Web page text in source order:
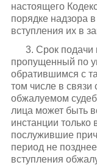
настоящего
порядке надзора
вступления их в
3. Срок подачи
пропущенный по
обратившимся с
том числе в связи
обжалуемом
лица может быть
инстанции только
послужившие
период не
вступления